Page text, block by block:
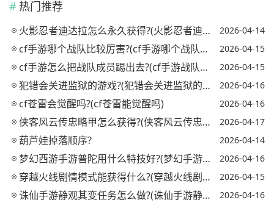
热门推荐
火影忍者迪达拉怎么永久获得?(火影忍者迪达拉怎么获取) 2026-04-14
cf手游哪个战队比较厉害?(cf手游哪个战队最强) 2026-04-15
cf手游怎么把战队成员踢出去?(cf手游战队怎么踢人) 2026-04-15
犯错会关进监狱的游戏?(犯错会关进监狱的游戏吗) 2026-04-16
cf苍雷会觉醒吗?(cf苍雷能觉醒吗) 2026-04-16
侠客风云传忠略甲怎么获得?(侠客风云传忠略甲对自己) 2026-04-17
葫芦娃掉落顺序? 2026-04-14
梦幻西游手游普陀用什么特技好?(梦幻手游普陀必备特技) 2026-04-16
穿越火线剧情模式能获得什么?(穿越火线剧情模式怎么过) 2026-04-15
诛仙手游静观其变任务怎么做?(诛仙手游静观其变怎么完成) 2026-04-16